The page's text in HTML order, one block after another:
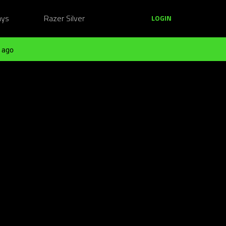
Razer Silver LOGIN
ago